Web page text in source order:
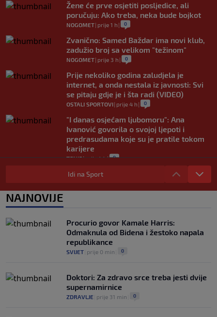
Žene će prve osjetiti posljedice, ali
poručuju: Ako treba, neka bude bojkot
NOGOMET| prije 1 h | 0
Zvanično: Samed Baždar ima novi klub,
zadužio broj sa velikom "težinom"
NOGOMET| prije 3 h | 0
Prije nekoliko godina zaludjela je
internet, a onda nestala iz javnosti: Svi
se pitaju gdje je i šta radi (VIDEO)
OSTALI SPORTOVI| prije 4 h | 0
"I danas osjećam ljubomoru": Ana
Ivanović govorila o svojoj ljepoti i
predrasudama koje su je pratile tokom
karijere
TENIS|prije 4 h| 0
City ne želi tek tako pustiti Rodrija, evo
0
potpisao za Gironu
prije 4 h 0
Idi na Sport
NAJNOVIJE
Procurio govor Kamale Harris:
Odmaknula od Bidena i žestoko napala
republikance
SVIJET prije 0 min 0
Doktori: Za zdravo srce treba jesti dvije
supernamirnice
ZDRAVLJE prije 31 min 0